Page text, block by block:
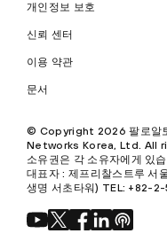
개인정보 보호
신뢰 센터
이용 약관
문서
© Copyright 2026 팔로알
Networks Korea, Ltd. All
소유권은 각 소유자에게 있
대표자 : 제프리찰스트루 서
생명 서초타워) TEL: +82-